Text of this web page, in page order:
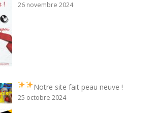
26 novembre 2024
Notre site fait peau neuve !
25 octobre 2024